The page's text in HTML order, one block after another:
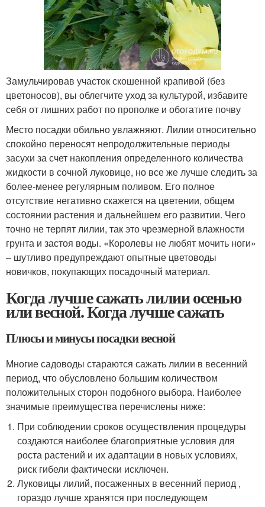
Замульчировав участок скошенной крапивой (без
цветоносов), вы облегчите уход за культурой, избавите
себя от лишних работ по прополке и обогатите почву
Место посадки обильно увлажняют. Лилии относительно
спокойно переносят непродолжительные периоды
засухи за счет накопления определенного количества
жидкости в сочной луковице, но все же лучше следить за
более-менее регулярным поливом. Его полное
отсутствие негативно скажется на цветении, общем
состоянии растения и дальнейшем его развитии. Чего
точно не терпят лилии, так это чрезмерной влажности
грунта и застоя воды. «Королевы не любят мочить ноги»
– шутливо предупреждают опытные цветоводы
новичков, покупающих посадочный материал.
Когда лучше сажать лилии осенью
или весной. Когда лучше сажать
Плюсы и минусы посадки весной
Многие садоводы стараются сажать лилии в весенний
период, что обусловлено большим количеством
положительных сторон подобного выбора. Наиболее
значимые преимущества перечислены ниже:
При соблюдении сроков осуществления процедуры
создаются наиболее благоприятные условия для
роста растений и их адаптации в новых условиях,
риск гибели фактически исключен.
Луковицы лилий, посаженных в весенний период ,
гораздо лучше хранятся при последующем